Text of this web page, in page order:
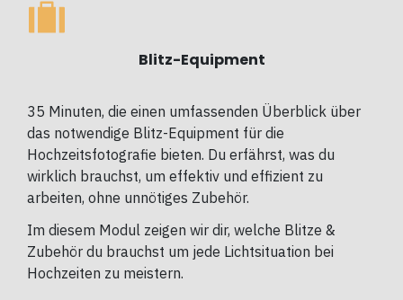
Blitz-Equipment
35 Minuten, die einen umfassenden Überblick über
das notwendige Blitz-Equipment für die
Hochzeitsfotografie bieten. Du erfährst, was du
wirklich brauchst, um effektiv und effizient zu
arbeiten, ohne unnötiges Zubehör.
Im diesem Modul zeigen wir dir, welche Blitze &
Zubehör du brauchst um jede Lichtsituation bei
Hochzeiten zu meistern.